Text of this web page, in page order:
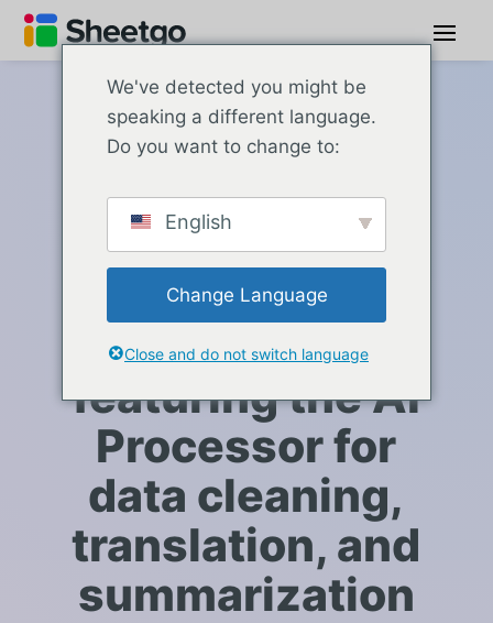
Precios de Sheetgo Automations
From individual
automation to
company-wide
scale —
featuring the AI
Processor for
data cleaning,
translation, and
summarization
We've detected you might be
speaking a different language.
Do you want to change to:
English
Change Language
Close and do not switch language